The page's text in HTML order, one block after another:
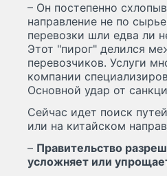
– Он постепенно
направление не по
перевозки шли едва ли
Этот "пирог" делился
перевозчиков. Услуги
компании
Основной удар от
Сейчас идет поиск
или на китайском
– Правительство
усложняет или